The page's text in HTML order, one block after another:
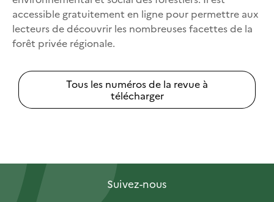
accessible gratuitement en ligne pour permettre aux
lecteurs de découvrir les nombreuses facettes de la
forêt privée régionale.
Tous les numéros de la revue à
télécharger
Suivez-nous